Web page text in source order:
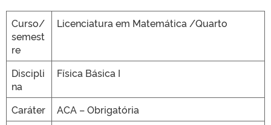
CLMN2025
Curso/
semest
re
Licenciatura em Matemática /Quarto
Discipli
na
Física Básica I
Caráter
ACA – Obrigatória